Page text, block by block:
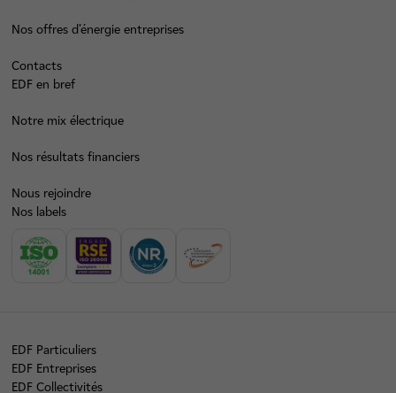
Nos offres d’énergie entreprises
Contacts
EDF en bref
Notre mix électrique
Nos résultats financiers
Nous rejoindre
Nos labels
EDF Particuliers
EDF Entreprises
EDF Collectivités